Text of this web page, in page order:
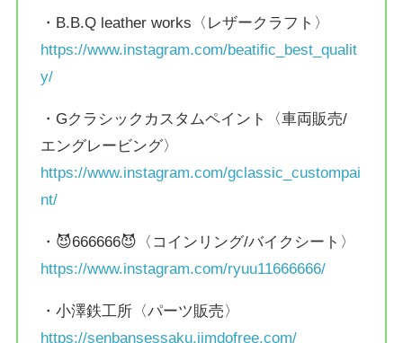
・B.B.Q leather works〈レザークラフト〉
https://www.instagram.com/beatific_best_qualit
y/
・Gクラシックカスタムペイント〈車両販売/
エングレービング〉
https://www.instagram.com/gclassic_custompai
nt/
・😈666666😈〈コインリング/バイクシート〉
https://www.instagram.com/ryuu11666666/
・小澤鉄工所〈パーツ販売〉
https://senbansessaku.jimdofree.com/